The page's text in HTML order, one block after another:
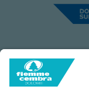
Capitale
COOKIES IMPRINT